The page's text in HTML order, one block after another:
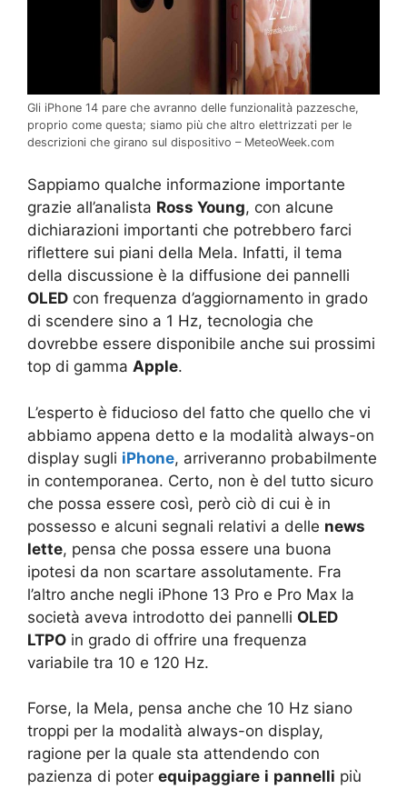
Gli iPhone 14 pare che avranno delle funzionalità pazzesche,
proprio come questa; siamo più che altro elettrizzati per le
descrizioni che girano sul dispositivo – MeteoWeek.com
Sappiamo qualche informazione importante
grazie all’analista Ross Young, con alcune
dichiarazioni importanti che potrebbero farci
riflettere sui piani della Mela. Infatti, il tema
della discussione è la diffusione dei pannelli
OLED con frequenza d’aggiornamento in grado
di scendere sino a 1 Hz, tecnologia che
dovrebbe essere disponibile anche sui prossimi
top di gamma Apple.
L’esperto è fiducioso del fatto che quello che vi
abbiamo appena detto e la modalità always-on
display sugli iPhone, arriveranno probabilmente
in contemporanea. Certo, non è del tutto sicuro
che possa essere così, però ciò di cui è in
possesso e alcuni segnali relativi a delle news
lette, pensa che possa essere una buona
ipotesi da non scartare assolutamente. Fra
l’altro anche negli iPhone 13 Pro e Pro Max la
società aveva introdotto dei pannelli OLED
LTPO in grado di offrire una frequenza
variabile tra 10 e 120 Hz.
Forse, la Mela, pensa anche che 10 Hz siano
troppi per la modalità always-on display,
ragione per la quale sta attendendo con
pazienza di poter equipaggiare i pannelli più